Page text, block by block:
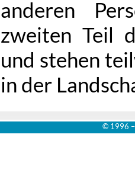
anderen
zweiten Teil
und stehen
in der
© 1996